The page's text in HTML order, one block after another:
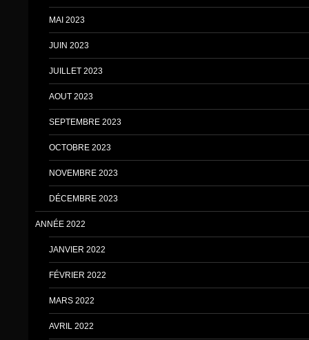
MAI 2023
JUIN 2023
JUILLET 2023
AOUT 2023
SEPTEMBRE 2023
OCTOBRE 2023
NOVEMBRE 2023
DÉCEMBRE 2023
ANNÉE 2022
JANVIER 2022
FÉVRIER 2022
MARS 2022
AVRIL 2022